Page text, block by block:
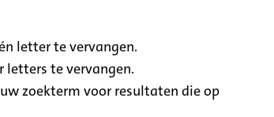
letter te vervangen.
letters te vervangen.
zoekterm voor resultaten die op